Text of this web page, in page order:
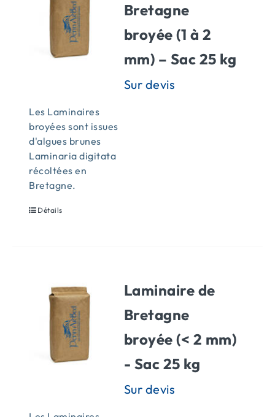
Bretagne
broyée (1 à 2
mm) – Sac 25 kg
Les Laminaires
broyées sont issues
d'algues brunes
Laminaria digitata
récoltées en
Bretagne.
Détails
Laminaire de
Bretagne
broyée (< 2 mm)
- Sac 25 kg